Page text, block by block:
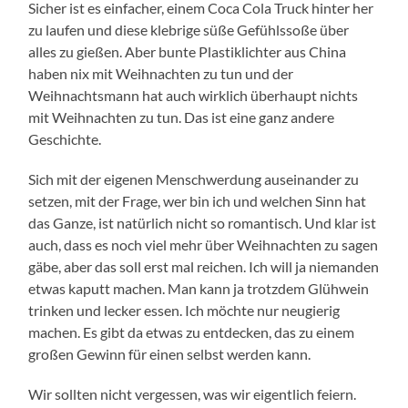
Sicher ist es einfacher, einem Coca Cola Truck hinter her
zu laufen und diese klebrige süße Gefühlssoße über
alles zu gießen. Aber bunte Plastiklichter aus China
haben nix mit Weihnachten zu tun und der
Weihnachtsmann hat auch wirklich überhaupt nichts
mit Weihnachten zu tun. Das ist eine ganz andere
Geschichte.
Sich mit der eigenen Menschwerdung auseinander zu
setzen, mit der Frage, wer bin ich und welchen Sinn hat
das Ganze, ist natürlich nicht so romantisch. Und klar ist
auch, dass es noch viel mehr über Weihnachten zu sagen
gäbe, aber das soll erst mal reichen. Ich will ja niemanden
etwas kaputt machen. Man kann ja trotzdem Glühwein
trinken und lecker essen. Ich möchte nur neugierig
machen. Es gibt da etwas zu entdecken, das zu einem
großen Gewinn für einen selbst werden kann.
Wir sollten nicht vergessen, was wir eigentlich feiern.